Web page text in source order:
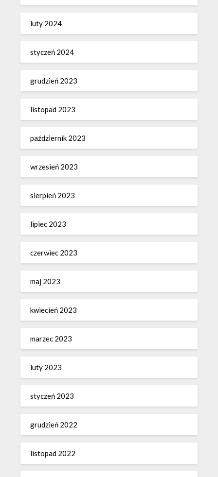
luty 2024
styczeń 2024
grudzień 2023
listopad 2023
październik 2023
wrzesień 2023
sierpień 2023
lipiec 2023
czerwiec 2023
maj 2023
kwiecień 2023
marzec 2023
luty 2023
styczeń 2023
grudzień 2022
listopad 2022